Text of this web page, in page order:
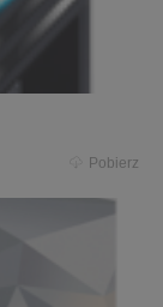
Pobierz